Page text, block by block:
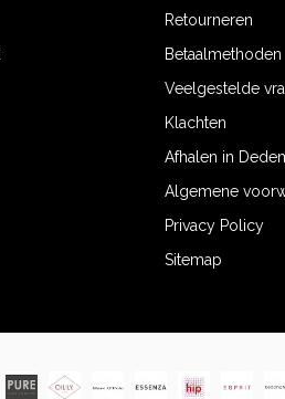
Retourneren
Betaalmethoden
Veelgestelde
Klachten
Afhalen in
Algemene
Privacy Policy
Sitemap